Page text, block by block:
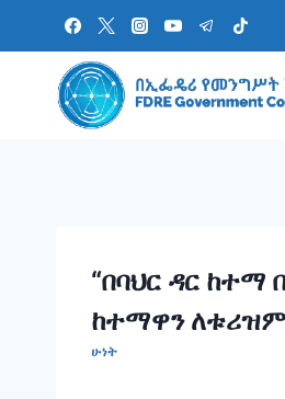
content
“በባህር ዳር ከተማ
ከተማዋን ለቱሪዝም
ሁነት